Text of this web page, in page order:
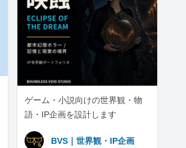
ゲーム・小説向けの世界観・物
語・IP企画を設計します
BVS｜世界観・IP企画